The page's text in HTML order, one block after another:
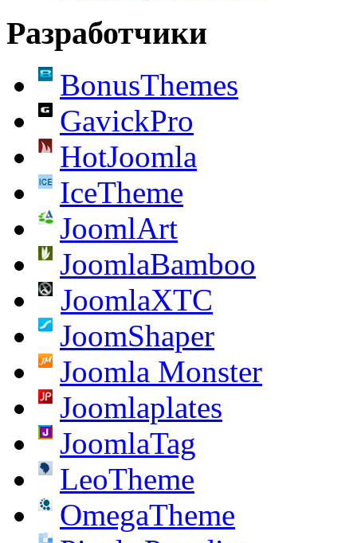
Разработчики
BonusThemes
GavickPro
HotJoomla
IceTheme
JoomlArt
JoomlaBamboo
JoomlaXTC
JoomShaper
Joomla Monster
Joomlaplates
JoomlaTag
LeoTheme
OmegaTheme